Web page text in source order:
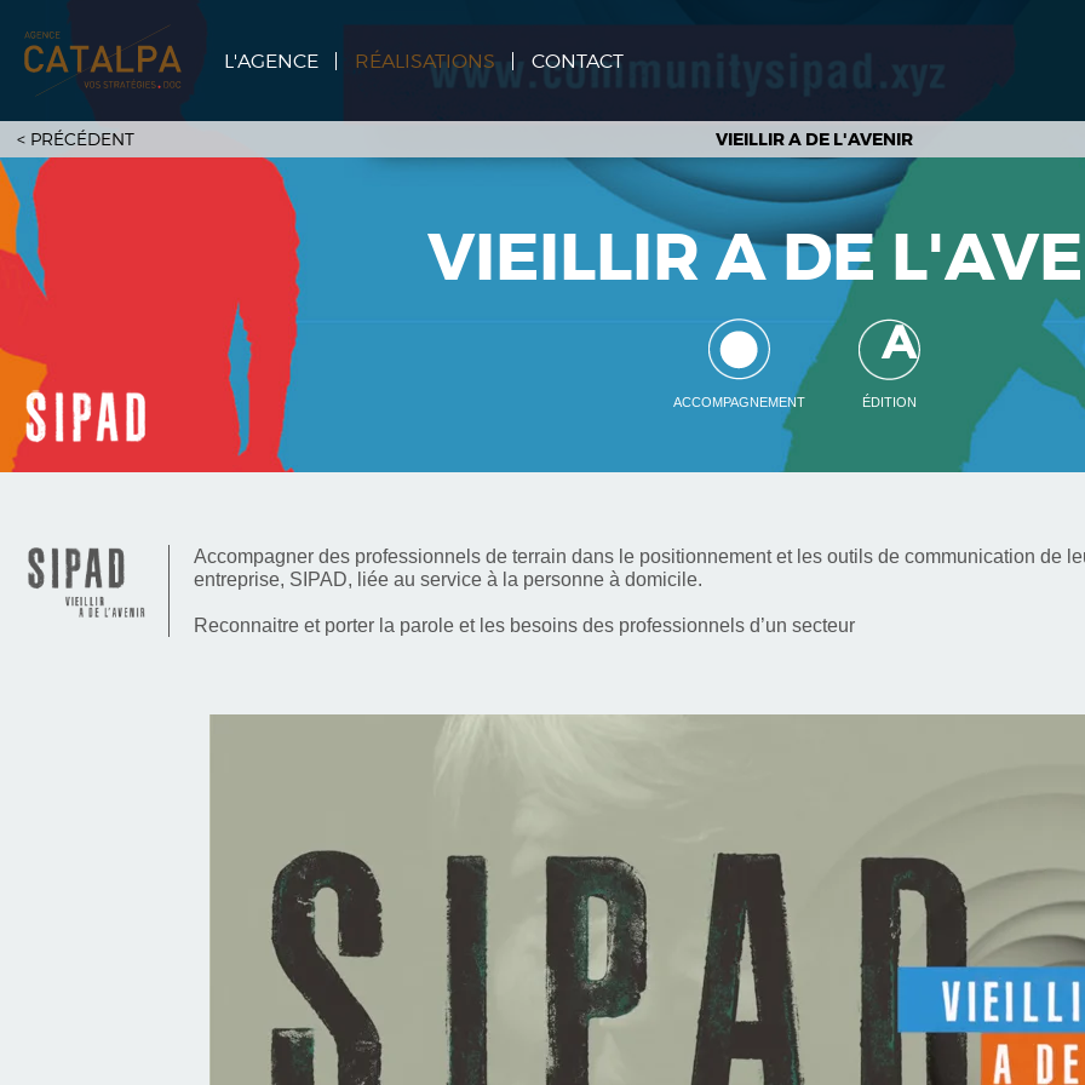
L'AGENCE RÉALISATIONS CONTACT
VIEILLIR A DE L'AVENIR
< PRÉCÉDENT
VIEILLIR A DE
ACCOMPAGNEMENT ÉDITION
Accompagner des professionnels de terrain dans le positionnement et les outils de communication de
entreprise, SIPAD, liée au service à la personne à domicile.
Reconnaitre et porter la parole et les besoins des professionnels d’un secteur